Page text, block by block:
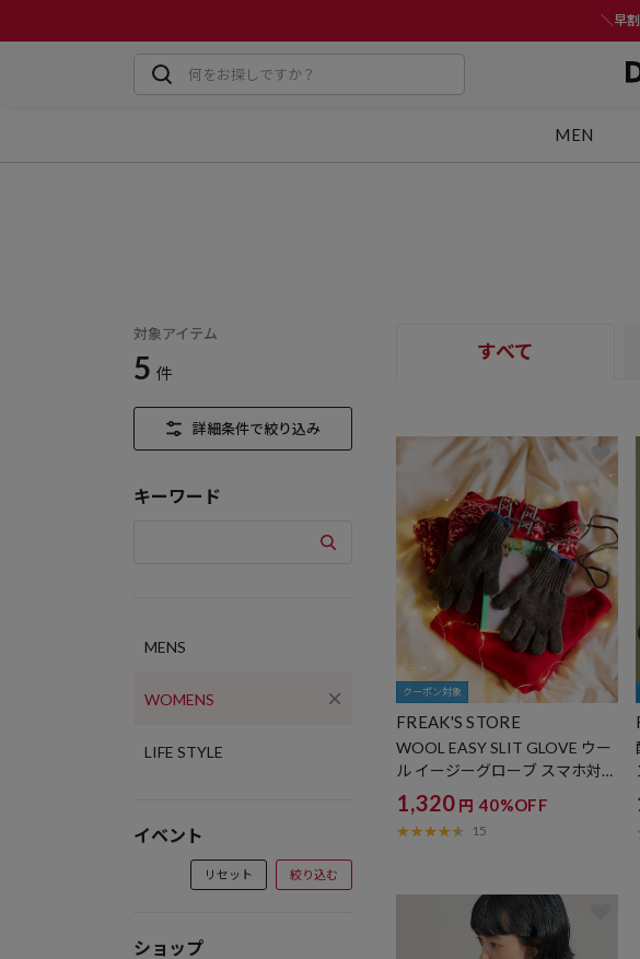
＼早
MEN
対象アイテム
5 件
詳細条件で絞り込み
キーワード
MENS
WOMENS
LIFE STYLE
イベント
リセット 絞り込む
ショップ
すべて
クーポン対象
FREAK'S STORE
WOOL EASY SLIT GLOVE ウー
ル イージーグローブ スマホ対応
スリット付き
1,320 円 40%OFF
15